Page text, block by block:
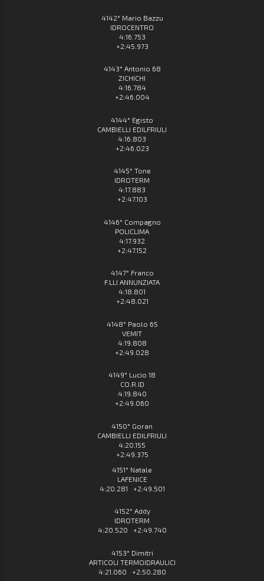
4142° Mario Bazzu
IDROCENTRO
4:16.753
+2:45.973
4143° Antonio 68
ZICHICHI
4:16.784
+2:46.004
4144° Egisto
CAMBIELLI EDILFRIULI
4:16.803
+2:46.023
4145° Tone
IDROTERM
4:17.883
+2:47.103
4146° Compagno
POLICLIMA
4:17.932
+2:47.152
4147° Franco
F.LLI ANNUNZIATA
4:18.801
+2:48.021
4148° Paolo 65
VEMIT
4:19.808
+2:49.028
4149° Lucio 18
CO.R.ID
4:19.840
+2:49.060
4150° Goran
CAMBIELLI EDILFRIULI
4:20.155
+2:49.375
4151° Natale
LAFENICE
4:20.281 +2:49.501
4152° Addy
IDROTERM
4:20.520 +2:49.740
4153° Dimitri
ARTICOLI TERMOIDRAULICI
4:21.060 +2:50.280